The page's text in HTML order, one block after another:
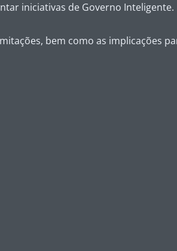
iniciativas de Governo Inteligente.
bem como as implicações